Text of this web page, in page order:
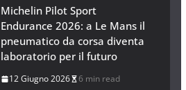
Michelin Pilot Sport
Endurance 2026: a Le Mans il
pneumatico da corsa diventa
laboratorio per il futuro
12 Giugno 2026 6 min read